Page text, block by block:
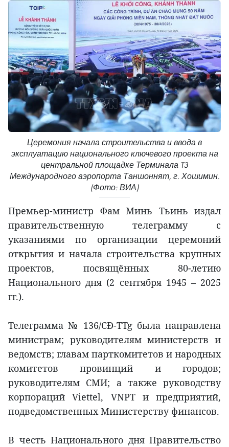
Церемония начала строительства и ввода в
эксплуатацию национального ключевого проекта на
центральной площадке Терминала T3
Международного аэропорта Таншоннят, г. Хошимин.
(Фото: ВИА)
Премьер-министр Фам Минь Тьинь издал
правительственную телеграмму с
указаниями по организации церемоний
открытия и начала строительства крупных
проектов, посвящённых 80-летию
Национального дня (2 сентября 1945 – 2025
гг.).
Телеграмма № 136/CĐ-TTg была направлена
министрам; руководителям министерств и
ведомств; главам парткомитетов и народных
комитетов провинций и городов;
руководителям СМИ; а также руководству
корпораций Viettel, VNPT и предприятий,
подведомственных Министерству финансов.
В честь Национального дня Правительство